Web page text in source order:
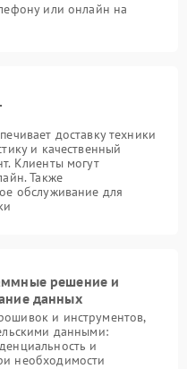
или онлайн на
доставку техники
и качественный
Клиенты могут
Также
обслуживание для
решение и
данных
и инструментов,
данными:
и
необходимости